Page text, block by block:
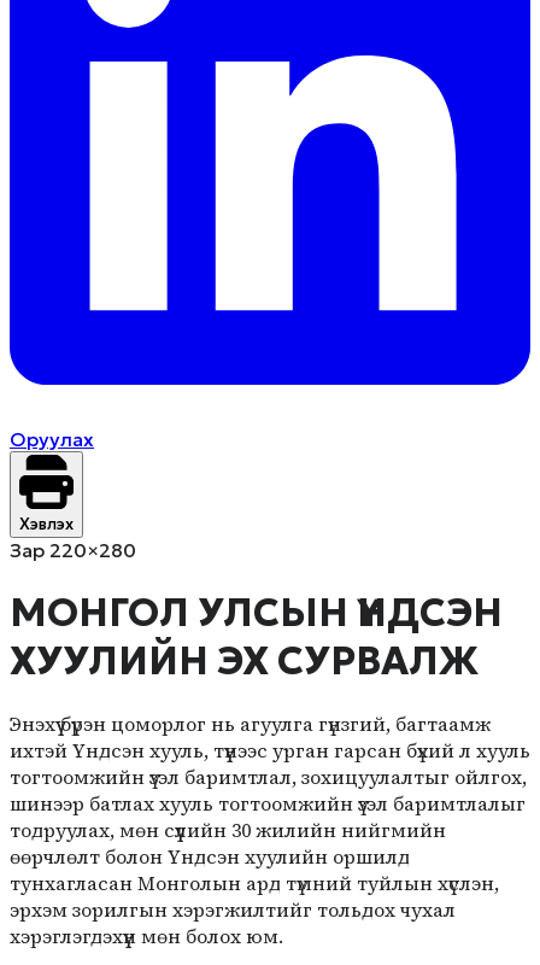
Оруулах
Хэвлэх
Зар 220×280
МОНГОЛ УЛСЫН ҮНДСЭН
ХУУЛИЙН ЭХ СУРВАЛЖ
Энэхүү бүрэн цоморлог нь агуулга гүнзгий, багтаамж
ихтэй Үндсэн хууль, түүнээс урган гарсан бүхий л хууль
тогтоомжийн үзэл баримтлал, зохицуулалтыг ойлгох,
шинээр батлах хууль тогтоомжийн үзэл баримтлалыг
тодруулах, мөн сүүлийн 30 жилийн нийгмийн
өөрчлөлт болон Үндсэн хуулийн оршилд
тунхагласан Монголын ард түмний туйлын хүслэн,
эрхэм зорилгын хэрэгжилтийг тольдох чухал
хэрэглэгдэхүүн мөн болох юм.